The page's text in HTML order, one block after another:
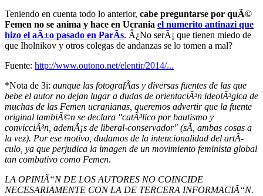
Teniendo en cuenta todo lo anterior, cabe preguntarse por quÃ©
Femen no se anima y hace en Ucrania el numerito antinazi que
hizo el aÃ±o pasado en ParÃ­s. Â¿No serÃ¡ que tienen miedo de
que Iholnikov y otros colegas de andanzas se lo tomen a mal?
Fuente: http://www.outono.net/elentir/2014/...
*Nota de 3i: aunque las fotografÃ­as y diversas fuentes de las que
bebe el autor no dejan lugar a dudas de orientaciÃ³n ideolÃ³gica de
muchas de las Femen ucranianas, queremos advertir que la fuente
original tambiÃ©n se declara "catÃ³lico por bautismo y
convicciÃ³n, ademÃ¡s de liberal-conservador" (sÃ­, ambas cosas a
la vez). Por ese motivo, dudamos de la intencionalidad del artÃ­
culo, ya que perjudica la imagen de un movimiento feminista global
tan combativo como Femen.
LA OPINIÃ“N DE LOS AUTORES NO COINCIDE
NECESARIAMENTE CON LA DE TERCERA INFORMACIÃ“N.